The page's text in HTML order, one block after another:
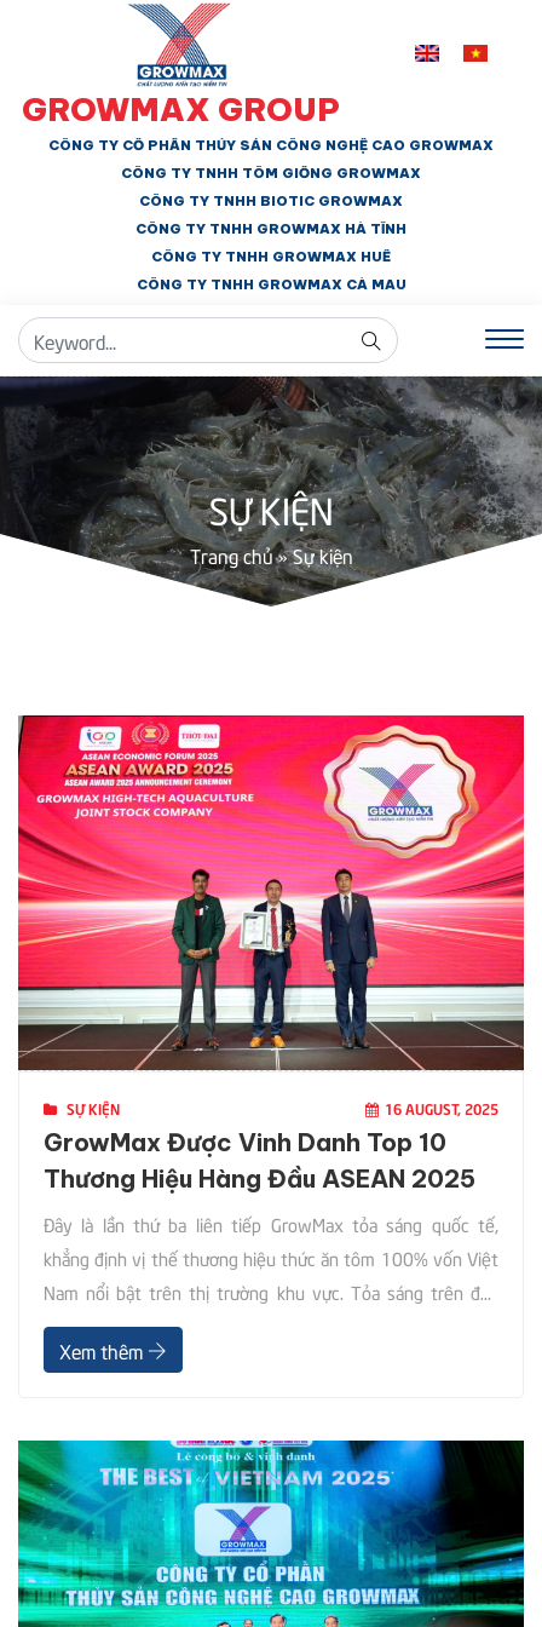
GROWMAX GROUP
CÔNG TY CỔ PHẦN THỦY SẢN CÔNG NGHỆ CAO GROWMAX
CÔNG TY TNHH TÔM GIỐNG GROWMAX
CÔNG TY TNHH BIOTIC GROWMAX
CÔNG TY TNHH GROWMAX HÀ TĨNH
CÔNG TY TNHH GROWMAX HUẾ
CÔNG TY TNHH GROWMAX CÀ MAU
SỰ KIỆN
Trang chủ»Sự kiện
SỰ KIỆN 16 AUGUST, 2025
GrowMax Được Vinh Danh Top 10
Thương Hiệu Hàng Đầu ASEAN 2025
Đây là lần thứ ba liên tiếp GrowMax tỏa sáng quốc tế,
khẳng định vị thế thương hiệu thức ăn tôm 100% vốn Việt
Nam nổi bật trên thị trường khu vực. Tỏa sáng trên đấu
trường quốc tế Ngày 16/8, tại Lễ công bố ASEAN Award
2025 ở Singapore, Tập đoàn GrowMax vinh dự được xướng
Xem thêm